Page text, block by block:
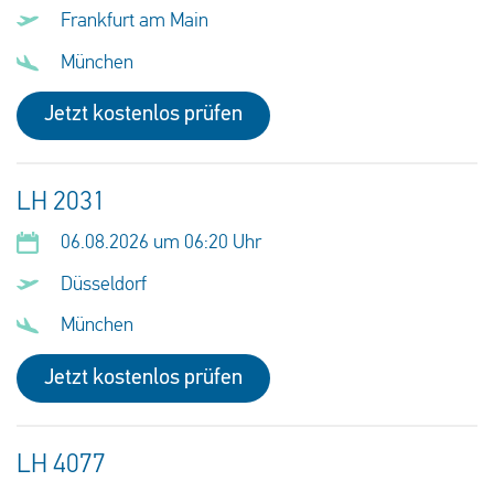
Frankfurt am Main
München
Jetzt kostenlos prüfen
LH 2031
06.08.2026 um 06:20 Uhr
Düsseldorf
München
Jetzt kostenlos prüfen
LH 4077